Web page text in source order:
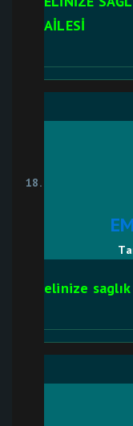
AİLESİ
elinize saglık